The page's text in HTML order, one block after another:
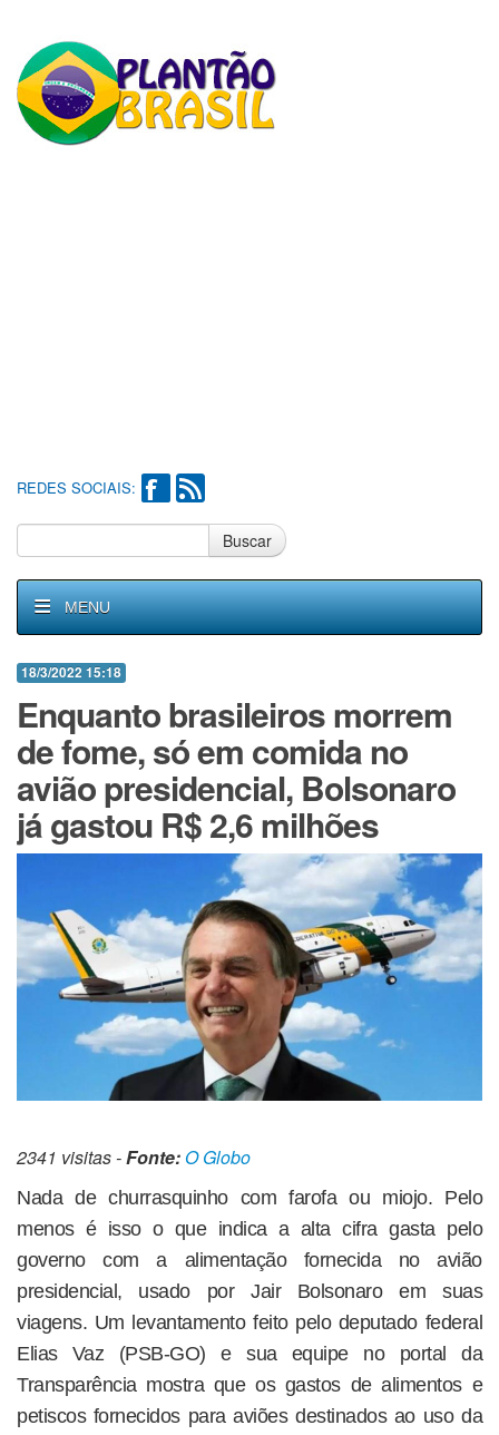
REDES SOCIAIS:
Buscar
MENU
18/3/2022 15:18
Enquanto brasileiros morrem
de fome, só em comida no
avião presidencial, Bolsonaro
já gastou R$ 2,6 milhões
2341 visitas -Fonte:O Globo
Nada de churrasquinho com farofa ou miojo. Pelo
menos é isso o que indica a alta cifra gasta pelo
governo com a alimentação fornecida no avião
presidencial, usado por Jair Bolsonaro em suas
viagens. Um levantamento feito pelo deputado federal
Elias Vaz (PSB-GO) e sua equipe no portal da
Transparência mostra que os gastos de alimentos e
petiscos fornecidos para aviões destinados ao uso da